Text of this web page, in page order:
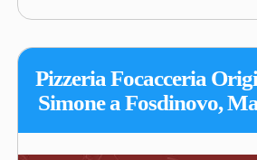
Pizzeria Focacceria
Simone a Fosdinovo,